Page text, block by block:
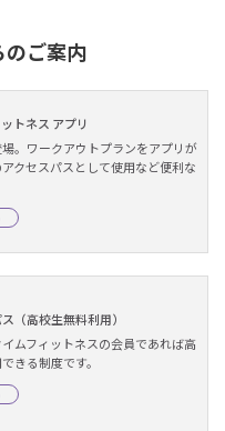
のご案内
トネス アプリ
。ワークアウトプランをアプリが
クセスパスとして使用など便利な
（高校生無料利用）
ムフィットネスの会員であれば高
きる制度です。